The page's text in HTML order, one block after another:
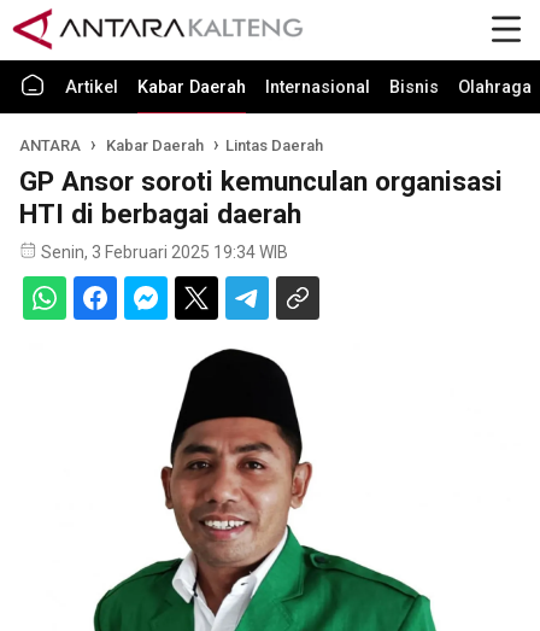
Artikel Kabar Daerah Internasional Bisnis Olahraga
ANTARA Kabar Daerah Lintas Daerah
GP Ansor soroti kemunculan organisasi
HTI di berbagai daerah
Senin, 3 Februari 2025 19:34 WIB